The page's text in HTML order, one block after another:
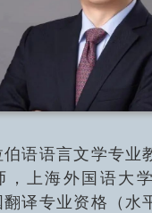
伯语语言文学专业
，上海外国语大
译专业资格（水